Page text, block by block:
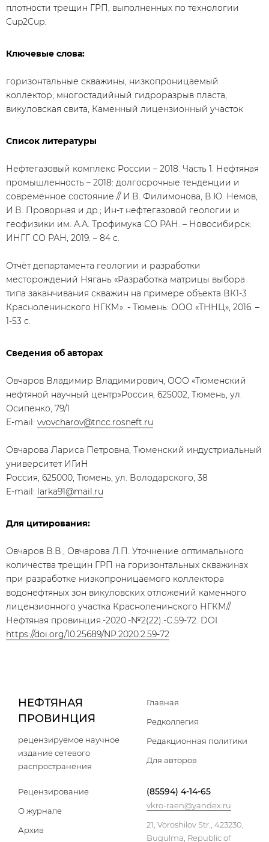
плотности трещин ГРП, выполненных по технологии
Cup2Cup.
Ключевые слова:
горизонтальные скважины, низкопроницаемый
коллектор, многостадийный гидроразрыв пласта,
викуловская свита, Каменный лицензионный участок
Список литературы
Нефтегазовый комплекс России – 2018. Часть 1. Нефтяная
промышленность – 2018: долгосрочные тенденции и
современное состояние // И.В. Филимонова, В.Ю. Немов,
И.В. Проворная и др.; Ин-т нефтегазовой геологии и
геофизики им. А.А. Трофимука СО РАН. – Новосибирск:
ИНГГ СО РАН, 2019. – 84 с.
Отчёт департамента геологии и разработки
месторождений Нягань «Разработка матрицы выбора
типа заканчивания скважин на примере объекта ВК1-3
Красноленинского НГКМ». - Тюмень: ООО «ТННЦ», 2016. –
1-53 c.
Сведения об авторах
Овчаров Владимир Владимирович, ООО «Тюменский
нефтяной научный центр»Россия, 625002, Тюмень, ул.
Осипенко, 79/1
E-mail: vvovcharov@tncc.rosneft.ru
Овчарова Лариса Петровна, Тюменский индустриальный
университет ИГиН
Россия, 625000, Тюмень, ул. Володарского, 38
E-mail: larka91@mail.ru
Для цитирования:
Овчаров В.В., Овчарова Л.П. Уточнение оптимального
количества трещин ГРП на горизонтальных скважинах
при разработке низкопроницаемого коллектора
водонефтяных зон викуловских отложений каменного
лицензионного участка Красноленинского НГКМ//
Нефтяная провинция.-2020.-№2(22).-С.59-72. DOI
https://doi.org/10.25689/NP.2020.2.59-72
НЕФТЯНАЯ
ПРОВИНЦИЯ
рецензируемое научное
издание сетевого
распространения
Главная
Редколлегия
Редакционная политики
Для авторов
Рецензирование
О журнале
Архив
(85594) 4-14-65
vkro-raen@yandex.ru
21, Voroshilov Str., 423230,
Bugulma, Republic of